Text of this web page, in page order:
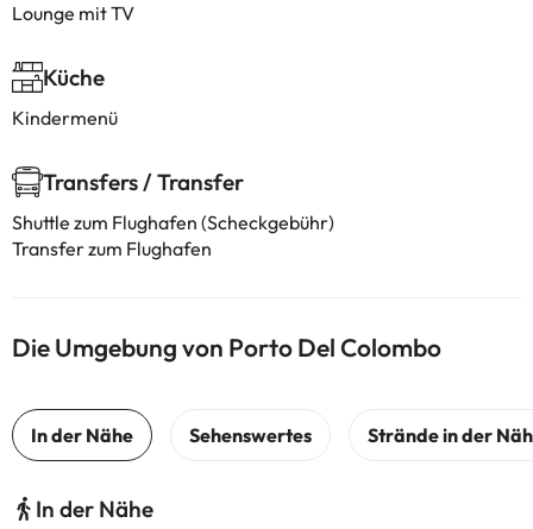
Lounge mit TV
Küche
Kindermenü
Transfers / Transfer
Shuttle zum Flughafen (Scheckgebühr)
Transfer zum Flughafen
Die Umgebung von Porto Del Colombo
In der Nähe